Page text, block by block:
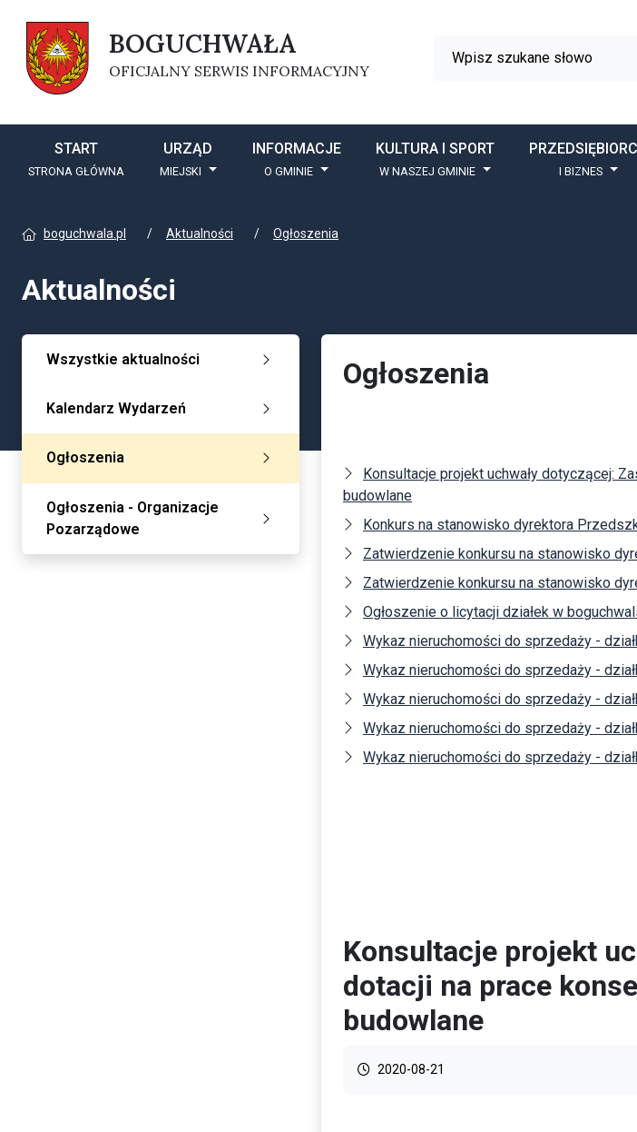
BOGUCHWAŁA
OFICJALNY SERWIS INFORMACYJNY
Wyszukiwarka
START
STRONA GŁÓWNA
URZĄD
MIEJSKI
INFORMACJE
O GMINIE
KULTURA I SPORT
W NASZEJ GMINIE I BIZNES
boguchwala.pl Aktualności Ogłoszenia
Aktualności
Wszystkie aktualności
Kalendarz Wydarzeń
Ogłoszenia
Ogłoszenia - Organizacje
Pozarządowe
Ogłoszenia
Konsultacje projekt uchwały dotyczącej:
budowlane
Konkurs na stanowisko dyrektora
Zatwierdzenie konkursu na stanowisko
Zatwierdzenie konkursu na stanowisko
Ogłoszenie o licytacji działek w
Wykaz nieruchomości do sprzedaży -
Wykaz nieruchomości do sprzedaży -
Wykaz nieruchomości do sprzedaży -
Wykaz nieruchomości do sprzedaży -
Wykaz nieruchomości do sprzedaży -
Konsultacje projekt
dotacji na prace
budowlane
2020-08-21